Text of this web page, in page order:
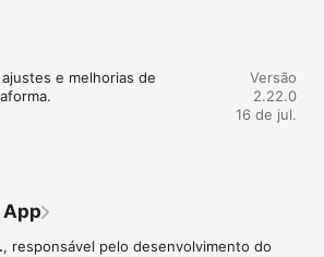
e melhorias de
Versão
2.22.0
16 de jul.
, responsável pelo desenvolvimento do